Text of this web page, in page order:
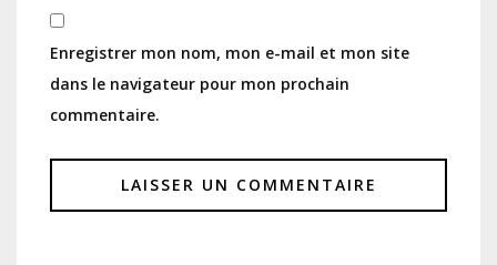
Enregistrer mon nom, mon e-mail et mon site
dans le navigateur pour mon prochain
commentaire.